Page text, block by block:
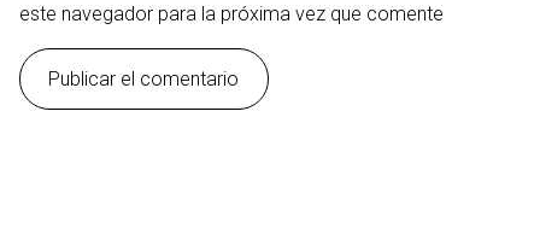
este navegador para la próxima vez que comente